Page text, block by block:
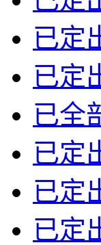
已定
已定
已全
已定
已定
已定